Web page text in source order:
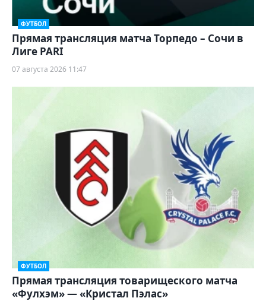
ФУТБОЛ
Прямая трансляция матча Торпедо – Сочи в
Лиге PARI
07 августа 2026 11:47
ФУТБОЛ
Прямая трансляция товарищеского матча
«Фулхэм» — «Кристал Пэлас»